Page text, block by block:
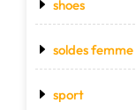
shoes
soldes femme
sport